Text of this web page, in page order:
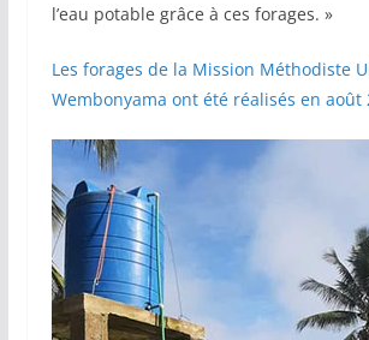
l’eau potable grâce à ces forages. »
Les forages de la Mission Méthodiste
Wembonyama ont été réalisés en août